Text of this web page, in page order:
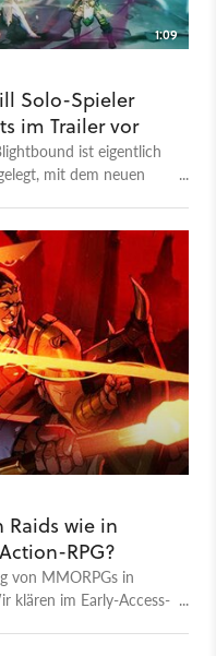
1:09
Solo-Spieler
im Trailer vor
ist eigentlich
mit dem neuen
die Entwickler die
keine echten
jetzt einfach
eine neue Heldin an
mit neuen Elite-
seit Juli 2020 im Early
klären wir in
wie in
RPG?
von MMORPGs in
klären im Early-Access-